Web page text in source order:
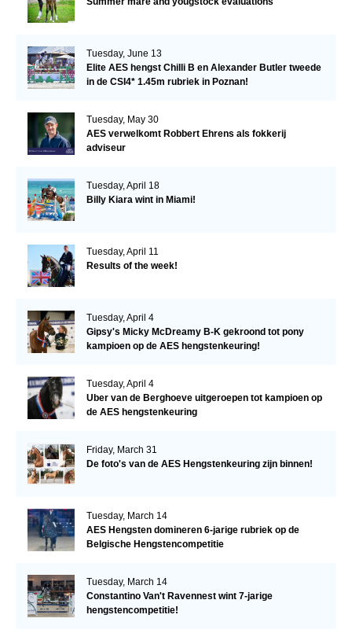
Tuesday, June 13
Elite AES hengst Chilli B en Alexander Butler tweede
in de CSI4* 1.45m rubriek in Poznan!
Tuesday, May 30
AES verwelkomt Robbert Ehrens als fokkerij
adviseur
Tuesday, April 18
Billy Kiara wint in Miami!
Tuesday, April 11
Results of the week!
Tuesday, April 4
Gipsy's Micky McDreamy B-K gekroond tot pony
kampioen op de AES hengstenkeuring!
Tuesday, April 4
Uber van de Berghoeve uitgeroepen tot kampioen op
de AES hengstenkeuring
Friday, March 31
De foto's van de AES Hengstenkeuring zijn binnen!
Tuesday, March 14
AES Hengsten domineren 6-jarige rubriek op de
Belgische Hengstencompetitie
Tuesday, March 14
Constantino Van't Ravennest wint 7-jarige
hengstencompetitie!